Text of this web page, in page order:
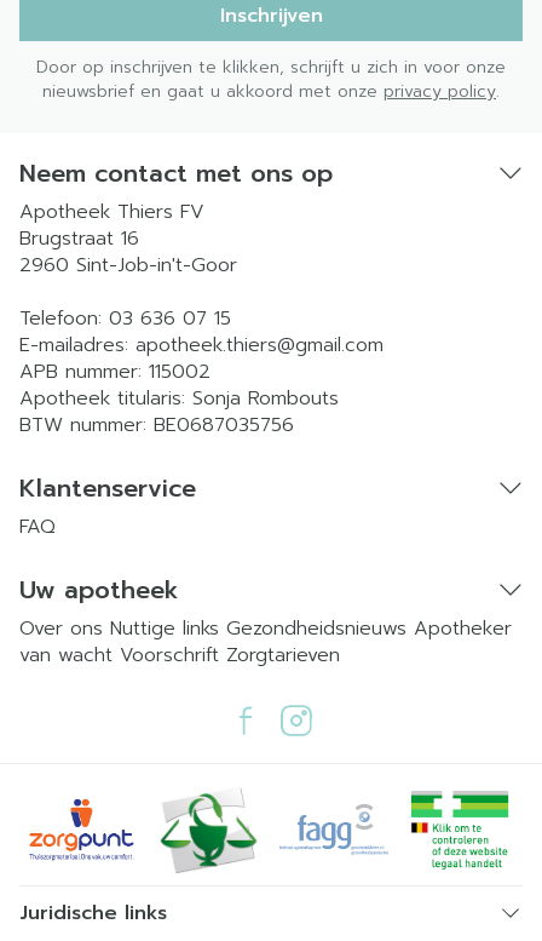
Inschrijven
Door op inschrijven te klikken, schrijft u zich in voor onze
nieuwsbrief en gaat u akkoord met onze privacy policy.
Neem contact met ons op
Apotheek Thiers FV
Brugstraat 16
2960 Sint-Job-in't-Goor
Telefoon: 03 636 07 15
E-mailadres: apotheek.thiers@gmail.com
APB nummer: 115002
Apotheek titularis: Sonja Rombouts
BTW nummer: BE0687035756
Klantenservice
FAQ
Uw apotheek
Over ons Nuttige links Gezondheidsnieuws Apotheker
van wacht Voorschrift Zorgtarieven
Juridische links